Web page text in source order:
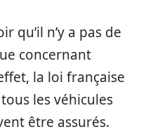
qu’il n’y a pas de
concernant
la loi française
les véhicules
être assurés.